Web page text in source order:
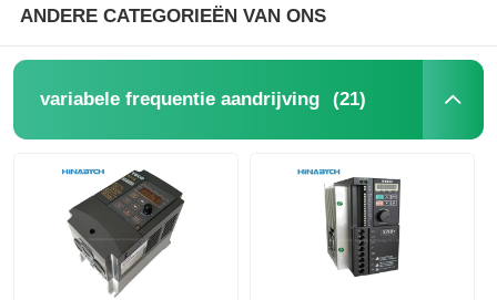
ANDERE CATEGORIEËN VAN ONS
variabele frequentie aandrijving (21)